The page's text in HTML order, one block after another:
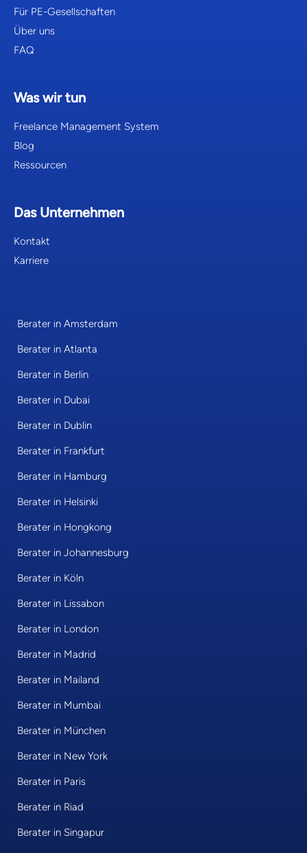
Für PE-Gesellschaften
Über uns
FAQ
Was wir tun
Freelance Management System
Blog
Ressourcen
Das Unternehmen
Kontakt
Karriere
Berater in Amsterdam
Berater in Atlanta
Berater in Berlin
Berater in Dubai
Berater in Dublin
Berater in Frankfurt
Berater in Hamburg
Berater in Helsinki
Berater in Hongkong
Berater in Johannesburg
Berater in Köln
Berater in Lissabon
Berater in London
Berater in Madrid
Berater in Mailand
Berater in Mumbai
Berater in München
Berater in New York
Berater in Paris
Berater in Riad
Berater in Singapur